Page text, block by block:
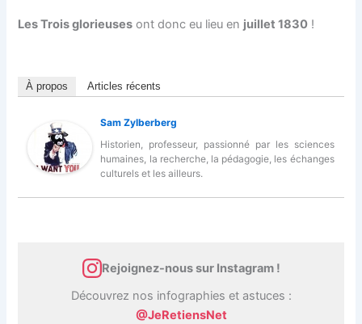
Les Trois glorieuses ont donc eu lieu en juillet 1830 !
À propos Articles récents
Sam Zylberberg
Historien, professeur, passionné par les sciences
humaines, la recherche, la pédagogie, les échanges
culturels et les ailleurs.
Rejoignez-nous sur Instagram !
Découvrez nos infographies et astuces :
@JeRetiensNet